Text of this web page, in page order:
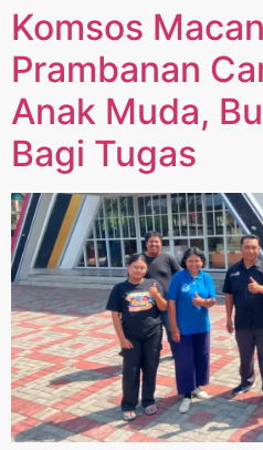
Komsos
Prambanan
Anak Muda,
Bagi Tugas